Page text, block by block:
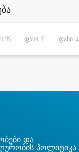
% ფასი ↑ ფასი ↓
და
პოლიტიკა